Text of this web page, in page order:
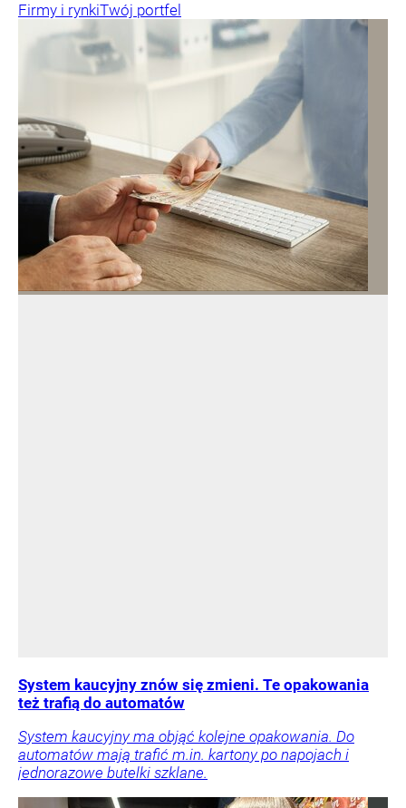
Firmy i rynkiTwój portfel
System kaucyjny znów się zmieni. Te opakowania
też trafią do automatów
System kaucyjny ma objąć kolejne opakowania. Do
automatów mają trafić m.in. kartony po napojach i
jednorazowe butelki szklane.